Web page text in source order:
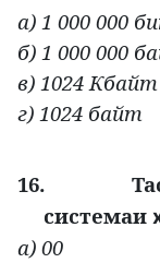
а) 1 000 000
б) 1 000 000
в) 1024
г) 1024 байт
16.
системаи
а) 00